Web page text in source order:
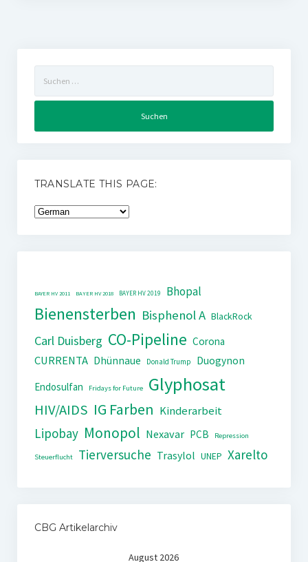
nach:
TRANSLATE THIS PAGE:
BAYER HV 2011 BAYER HV 2018 BAYER HV 2019 Bhopal
Bienensterben Bisphenol A BlackRock
Carl Duisberg CO-Pipeline Corona
CURRENTA Dhünnaue Donald Trump
Duogynon
Endosulfan
Fridays for Future Glyphosat
HIV/AIDS IG Farben Kinderarbeit
Lipobay Monopol Nexavar PCB Repression
Steuerflucht Tierversuche Trasylol UNEP Xarelto
CBG Artikelarchiv
August 2026